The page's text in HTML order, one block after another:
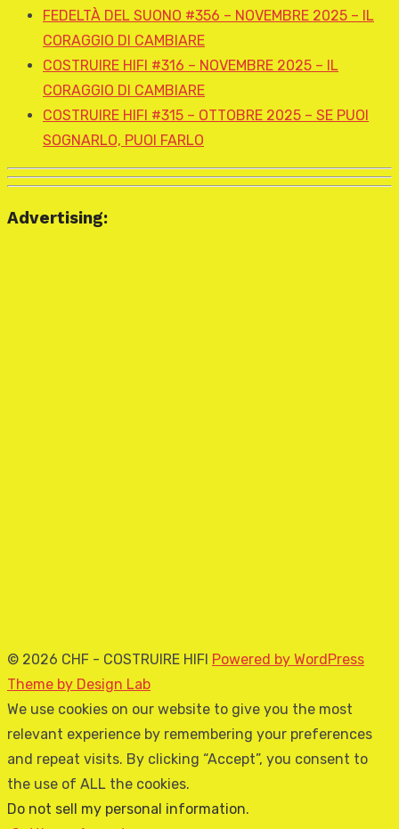
FEDELTÀ DEL SUONO #356 – NOVEMBRE 2025 – IL
CORAGGIO DI CAMBIARE
COSTRUIRE HIFI #316 – NOVEMBRE 2025 – IL
CORAGGIO DI CAMBIARE
COSTRUIRE HIFI #315 – OTTOBRE 2025 – SE PUOI
SOGNARLO, PUOI FARLO
Advertising:
© 2026 CHF - COSTRUIRE HIFI Powered by WordPress
Theme by Design Lab
We use cookies on our website to give you the most
relevant experience by remembering your preferences
and repeat visits. By clicking “Accept”, you consent to
the use of ALL the cookies.
Do not sell my personal information.